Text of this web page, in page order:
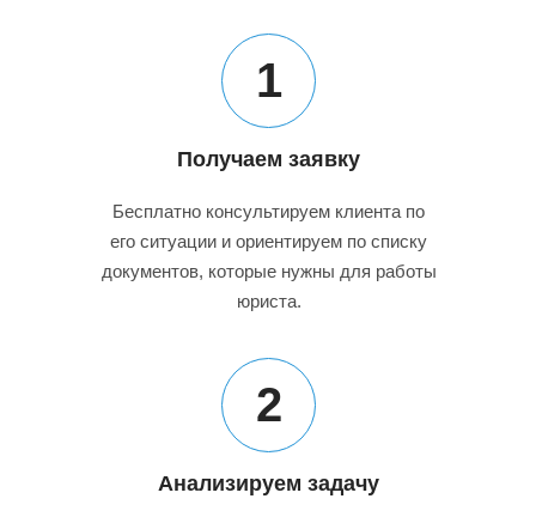
1
Получаем заявку
Бесплатно консультируем клиента по
его ситуации и ориентируем по списку
документов, которые нужны для работы
юриста.
2
Анализируем задачу